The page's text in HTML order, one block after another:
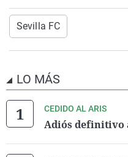
Sevilla FC
LO MÁS
CEDIDO AL ARIS
Adiós definitivo